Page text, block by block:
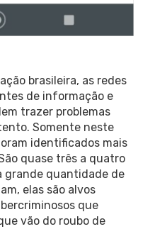
brasileira, as redes
de informação e
trazer problemas
Somente neste
identificados mais
quase três a quatro
grande quantidade de
elas são alvos
que
vão do roubo de